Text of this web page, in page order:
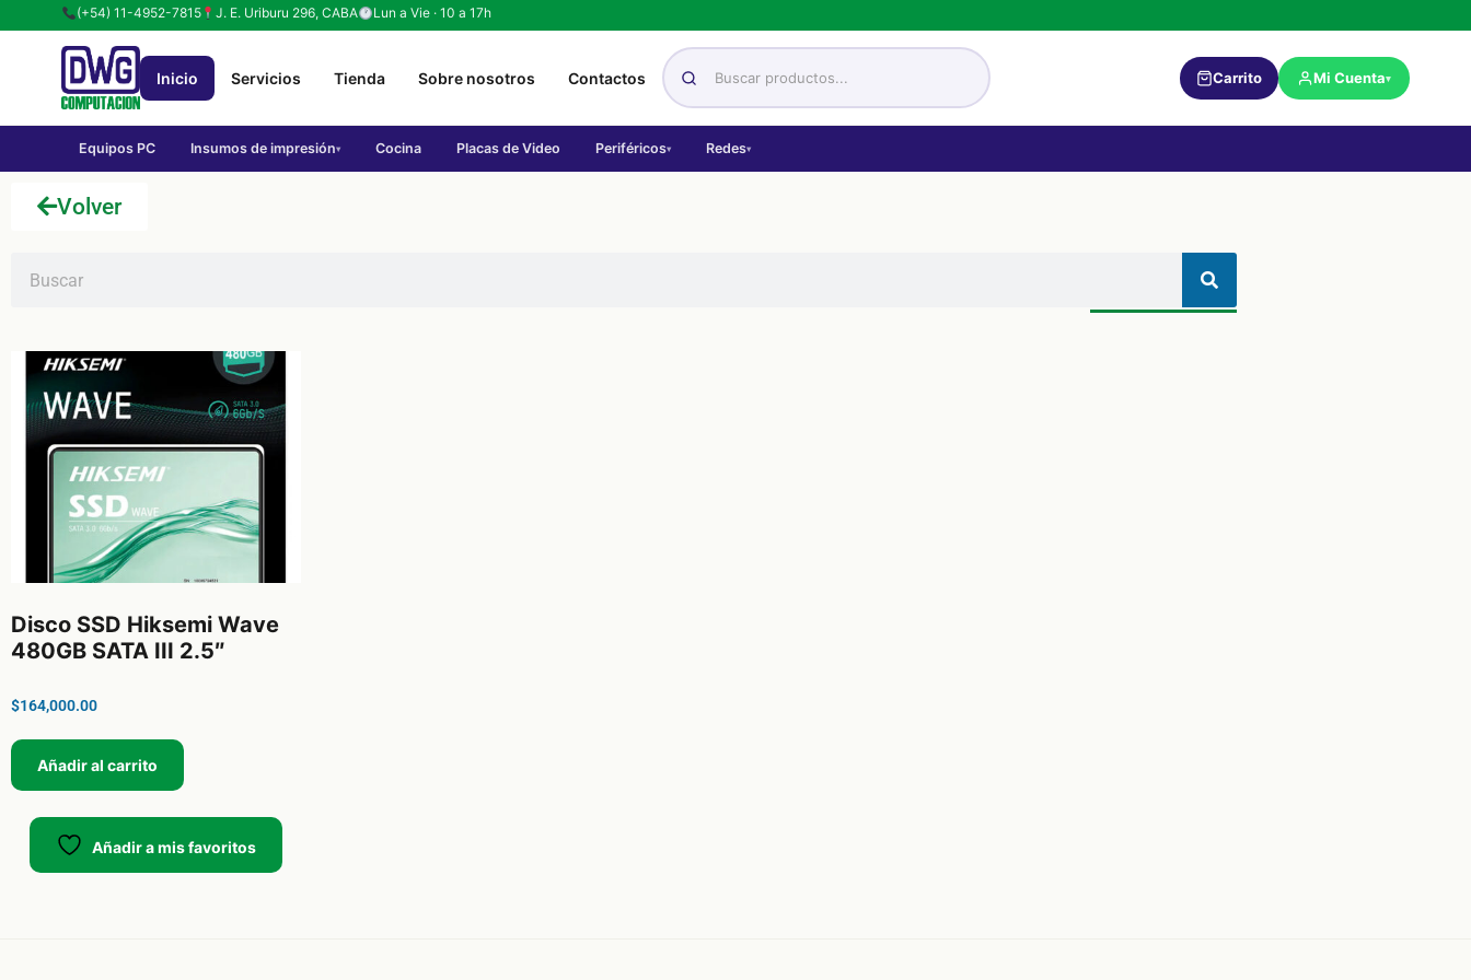
(+54) 11-4952-7815 J. E. Uriburu 296, CABA Lun a Vie · 10 a 17h
Inicio Servicios Tienda Sobre nosotros Contactos Carrito Mi Cuenta▾
Equipos PC Insumos de impresión▾ Cocina Placas de Video Periféricos▾ Redes▾
Volver
Disco SSD Hiksemi Wave
480GB SATA III 2.5″
$164,000.00
Añadir al carrito
Añadir a mis favoritos